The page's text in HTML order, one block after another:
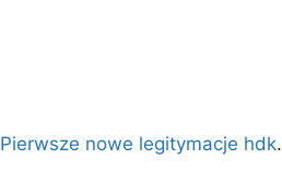
Pierwsze nowe legitymacje hdk.